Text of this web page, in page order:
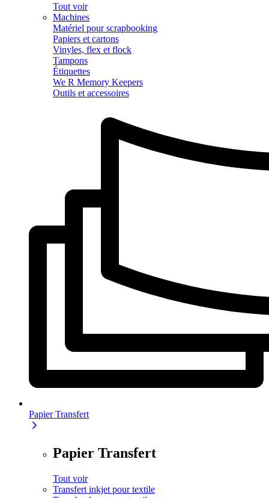
Tout voir
Machines
Matériel pour scrapbooking
Papiers et cartons
Vinyles, flex et flock
Tampons
Étiquettes
We R Memory Keepers
Outils et accessoires
Papier Transfert
Papier Transfert
Tout voir
Transfert inkjet pour textile